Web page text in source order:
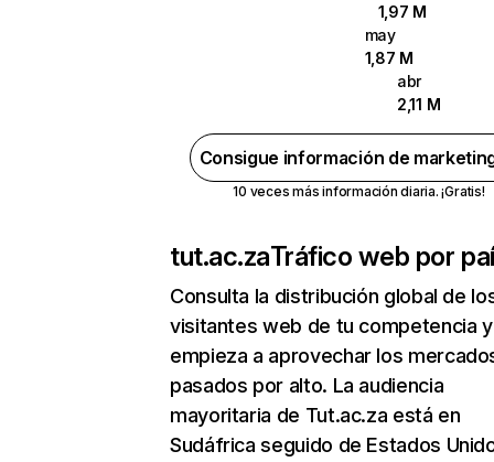
1,97 M
may
1,87 M
abr
2,11 M
Consigue información de
10 veces más información diaria. ¡Gratis!
tut.ac.zaTráfico web por
Consulta la distribución global de
visitantes web de tu competencia y
empieza a aprovechar los
pasados por alto. La audiencia
mayoritaria de Tut.ac.za está en
Sudáfrica seguido de Estados